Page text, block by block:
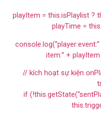
playItem = this.isPlaylist ?
playTime =
item:” +
// kích hoạt sự kiện
if